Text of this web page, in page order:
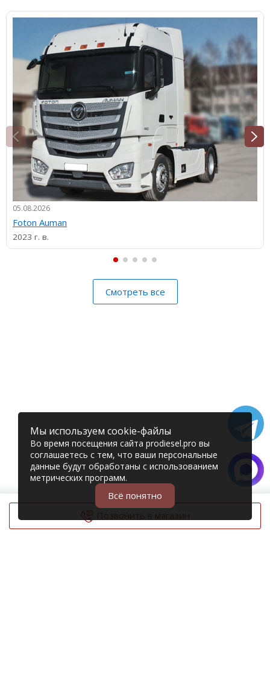
Позвонить в магазин
05.08.2026
Foton Auman
2023 г. в.
Смотреть все
© 2006 – 2026 Prodiesel
Мы используем cookie-файлы
Во время посещения сайта prodiesel.pro вы
соглашаетесь с тем, что ваши персональные
данные будут обработаны с использованием
метрических программ.
Всё понятно